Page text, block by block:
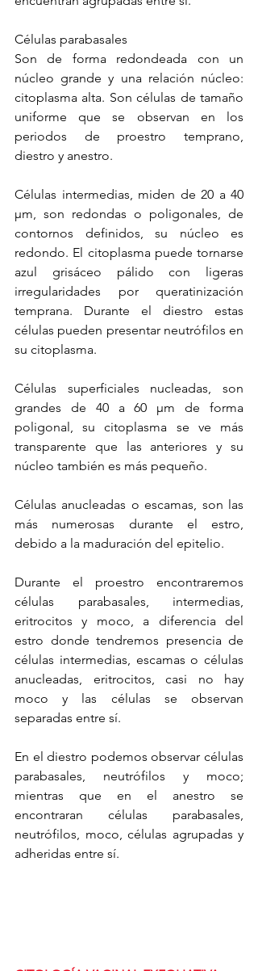
Células parabasales
Son de forma redondeada con un
núcleo grande y una relación núcleo:
citoplasma alta. Son células de tamaño
uniforme que se observan en los
periodos de proestro temprano,
diestro y anestro.
Células intermedias, miden de 20 a 40
µm, son redondas o poligonales, de
contornos definidos, su núcleo es
redondo. El citoplasma puede tornarse
azul grisáceo pálido con ligeras
irregularidades por queratinización
temprana. Durante el diestro estas
células pueden presentar neutrófilos en
su citoplasma.
Células superficiales nucleadas, son
grandes de 40 a 60 µm de forma
poligonal, su citoplasma se ve más
transparente que las anteriores y su
núcleo también es más pequeño.
Células anucleadas o escamas, son las
más numerosas durante el estro,
debido a la maduración del epitelio.
Durante el proestro encontraremos
células parabasales, intermedias,
eritrocitos y moco, a diferencia del
estro donde tendremos presencia de
células intermedias, escamas o células
anucleadas, eritrocitos, casi no hay
moco y las células se observan
separadas entre sí.
En el diestro podemos observar células
parabasales, neutrófilos y moco;
mientras que en el anestro se
encontraran células parabasales,
neutrófilos, moco, células agrupadas y
adheridas entre sí.